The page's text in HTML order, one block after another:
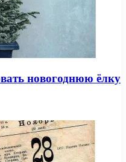
новогоднюю ёлку